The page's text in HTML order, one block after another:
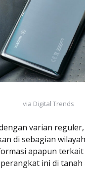
via Digital Trends
varian
di sebagian
apapun
ini di